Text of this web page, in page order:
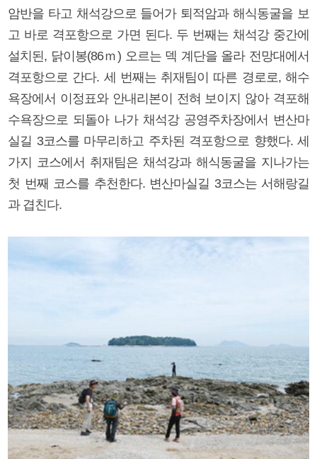
암반을 타고 채석강으로 들어가 퇴적암과 해식동굴을 보
고 바로 격포항으로 가면 된다. 두 번째는 채석강 중간에
설치된, 닭이봉(86ｍ) 오르는 덱 계단을 올라 전망대에서
격포항으로 간다. 세 번째는 취재팀이 따른 경로로, 해수
욕장에서 이정표와 안내리본이 전혀 보이지 않아 격포해
수욕장으로 되돌아 나가 채석강 공영주차장에서 변산마
실길 3코스를 마무리하고 주차된 격포항으로 향했다. 세
가지 코스에서 취재팀은 채석강과 해식동굴을 지나가는
첫 번째 코스를 추천한다. 변산마실길 3코스는 서해랑길
과 겹친다.